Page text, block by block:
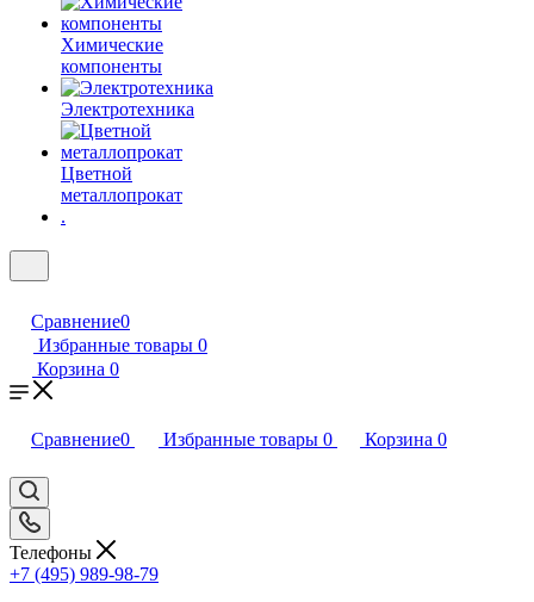
Химические
компоненты
Электротехника
Цветной
металлопрокат
.
Сравнение0
Избранные товары 0
Корзина 0
Сравнение0 Избранные товары 0 Корзина 0
Телефоны
+7 (495) 989-98-79